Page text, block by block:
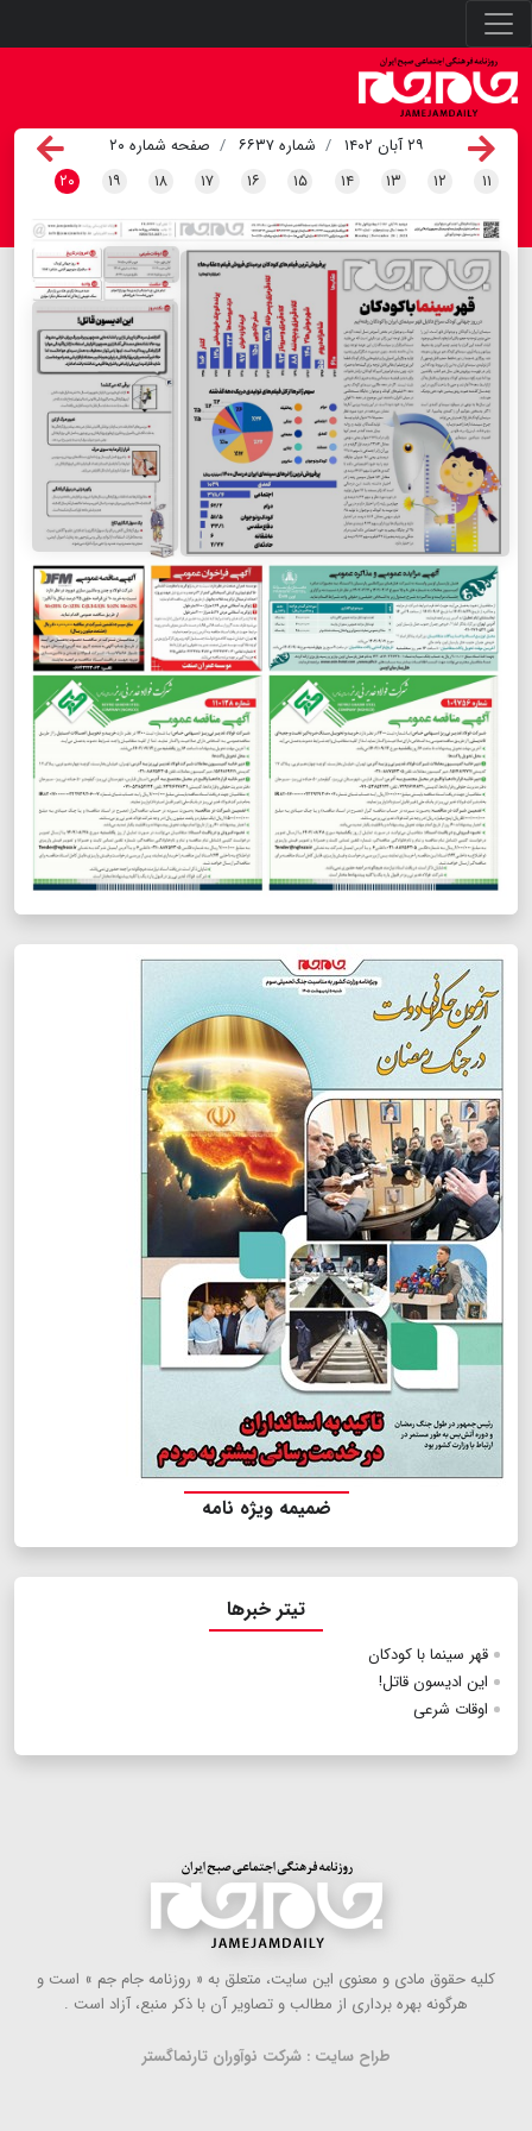
۲۹ آبان ۱۴۰۲ شماره ۶۶۳۷
صفحه شماره ۲۰
۱۱ ۱۲ ۱۳ ۱۴ ۱۵ ۱۶ ۱۷ ۱۸ ۱۹ ۲۰
ضمیمه ویژه نامه
تیتر خبرها
قهر سینما با کودکان
این ادیسون قاتل!
اوقات شرعی
كلیه حقوق مادی و معنوی این سایت، متعلق به « روزنامه جام جم » است و
هرگونه بهره ‌برداری از مطالب و تصاویر آن با ذكر منبع، آزاد است .
طراح سایت : شرکت نوآوران تارنماگستر